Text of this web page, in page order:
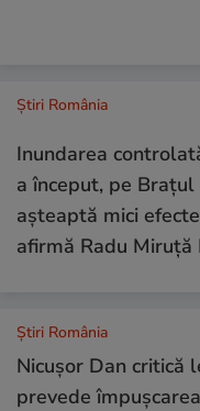
Știri România
Inundarea
a început, pe Brațul
așteaptă mici
afirmă Radu Miruță
Știri România
Nicușor Dan critică
prevede